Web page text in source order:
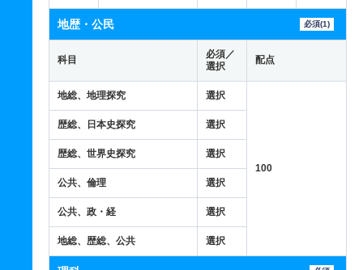
地歴・公民 必須(1)
科目
必須／
選択
配点
地総、地理探究 選択
100
歴総、日本史探究 選択
歴総、世界史探究 選択
公共、倫理 選択
公共、政・経 選択
地総、歴総、公共 選択